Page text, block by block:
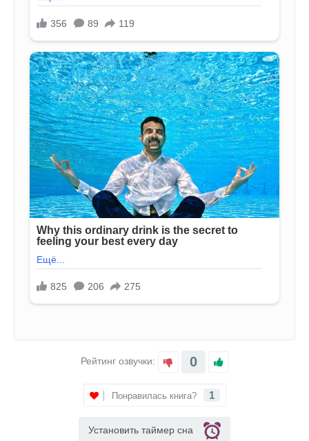
Рейтинг озвучки: 0
Понравилась книга? 1
Установить таймер сна